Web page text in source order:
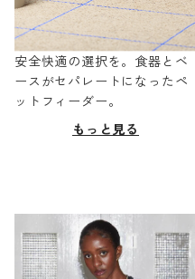
安全快適の選択を。食器とベ
ースがセパレートになったペ
ットフィーダー。
もっと見る